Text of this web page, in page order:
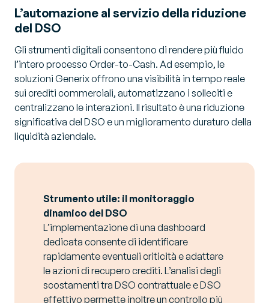
L’automazione al servizio della riduzione
del DSO
Gli strumenti digitali consentono di rendere più fluido
l’intero processo Order-to-Cash. Ad esempio, le
soluzioni Generix offrono una visibilità in tempo reale
sui crediti commerciali, automatizzano i solleciti e
centralizzano le interazioni. Il risultato è una riduzione
significativa del DSO e un miglioramento duraturo della
liquidità aziendale.
Strumento utile: il monitoraggio
dinamico del DSO
L’implementazione di una dashboard
dedicata consente di identificare
rapidamente eventuali criticità e adattare
le azioni di recupero crediti. L’analisi degli
scostamenti tra DSO contrattuale e DSO
effettivo permette inoltre un controllo più